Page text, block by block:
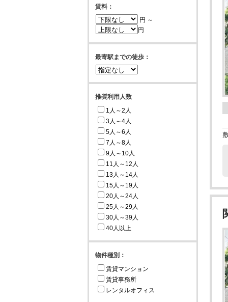
賃料：
円 ～
円
最寄駅までの徒歩：
推奨利用人数
1人～2人
3人～4人
5人～6人
7人～8人
9人～10人
11人～12人
13人～14人
15人～19人
20人～24人
25人～29人
30人～39人
40人以上
物件種別：
賃貸マンション
賃貸事務所
レンタルオフィス